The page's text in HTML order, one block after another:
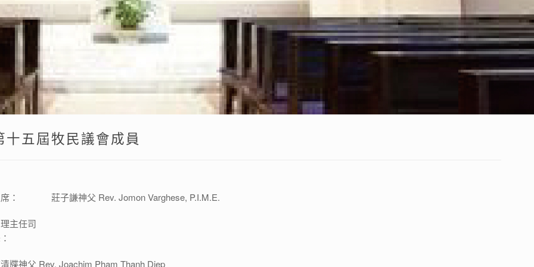
十五屆牧民議會成員
： 莊子謙神父 Rev. Jomon Varghese, P.I.M.E.
主任司
牒神父 Rev. Joachim Pham Thanh Diep